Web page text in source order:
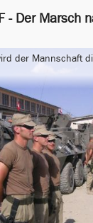
- Der Marsch
der Mannschaft